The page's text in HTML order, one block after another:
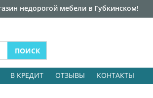
недорогой мебели в Губкинском!
В КРЕДИТ ОТЗЫВЫ КОНТАКТЫ